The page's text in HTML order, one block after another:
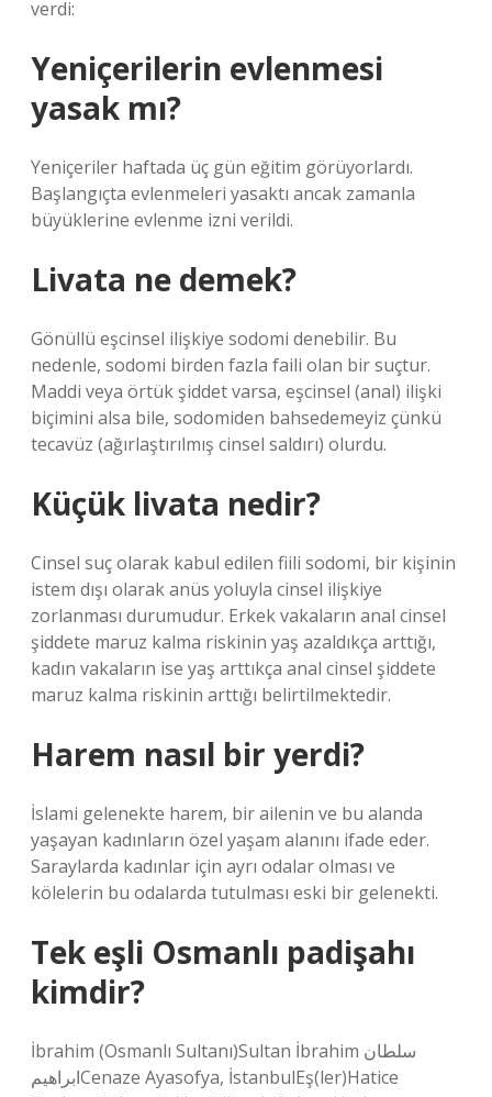
verdi:
Yeniçerilerin evlenmesi
yasak mı?
Yeniçeriler haftada üç gün eğitim görüyorlardı.
Başlangıçta evlenmeleri yasaktı ancak zamanla
büyüklerine evlenme izni verildi.
Livata ne demek?
Gönüllü eşcinsel ilişkiye sodomi denebilir. Bu
nedenle, sodomi birden fazla faili olan bir suçtur.
Maddi veya örtük şiddet varsa, eşcinsel (anal) ilişki
biçimini alsa bile, sodomiden bahsedemeyiz çünkü
tecavüz (ağırlaştırılmış cinsel saldırı) olurdu.
Küçük livata nedir?
Cinsel suç olarak kabul edilen fiili sodomi, bir kişinin
istem dışı olarak anüs yoluyla cinsel ilişkiye
zorlanması durumudur. Erkek vakaların anal cinsel
şiddete maruz kalma riskinin yaş azaldıkça arttığı,
kadın vakaların ise yaş arttıkça anal cinsel şiddete
maruz kalma riskinin arttığı belirtilmektedir.
Harem nasıl bir yerdi?
İslami gelenekte harem, bir ailenin ve bu alanda
yaşayan kadınların özel yaşam alanını ifade eder.
Saraylarda kadınlar için ayrı odalar olması ve
kölelerin bu odalarda tutulması eski bir gelenekti.
Tek eşli Osmanlı padişahı
kimdir?
İbrahim (Osmanlı Sultanı)Sultan İbrahim سلطان
ابراهيمCenaze Ayasofya, İstanbulEş(ler)Hatice